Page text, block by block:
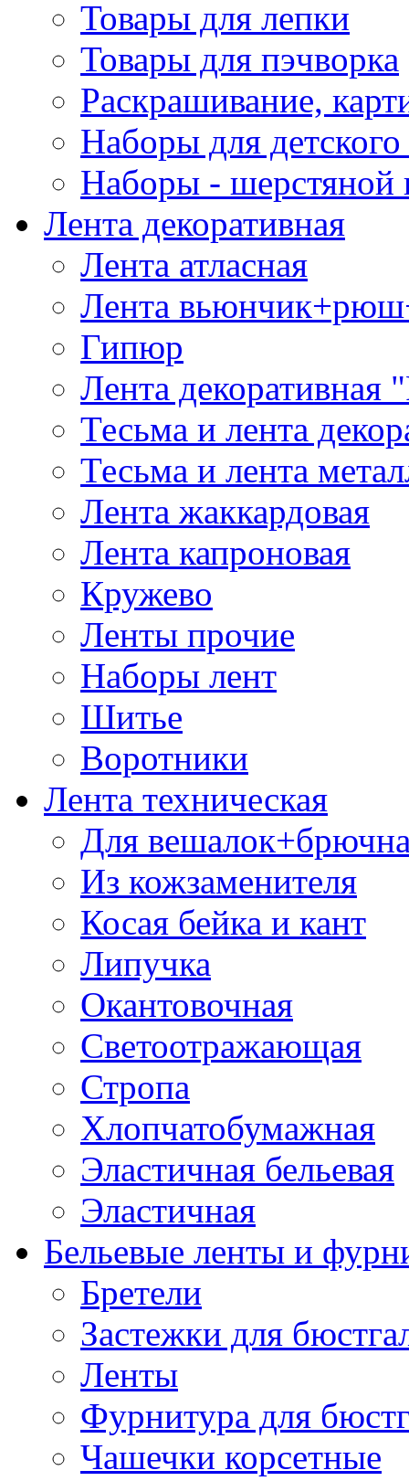
Товары для лепки
Товары для пэчворка
Раскрашивание,
Наборы для
Наборы - шерстяной
Лента декоративная
Лента атласная
Лента
Гипюр
Лента декоративная
Тесьма и лента
Тесьма и лента
Лента жаккардовая
Лента капроновая
Кружево
Ленты прочие
Наборы лент
Шитье
Воротники
Лента техническая
Для
Из кожзаменителя
Косая бейка и кант
Липучка
Окантовочная
Светоотражающая
Стропа
Хлопчатобумажная
Эластичная бельевая
Эластичная
Бельевые ленты и
Бретели
Застежки для
Ленты
Фурнитура для
Чашечки корсетные